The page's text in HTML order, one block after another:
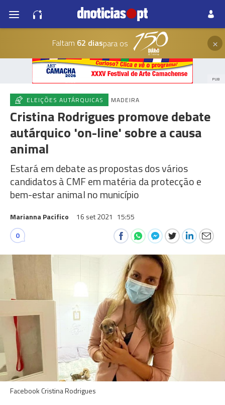
Faltam 62 diaspara os ×
PUB
ELEIÇÕES AUTÁRQUICAS MADEIRA
Cristina Rodrigues promove debate
autárquico 'on-line' sobre a causa
animal
Estará em debate as propostas dos vários
candidatos à CMF em matéria da protecção e
bem-estar animal no município
Marianna Pacifico 16 set 2021 15:55
0
Facebook Cristina Rodrigues